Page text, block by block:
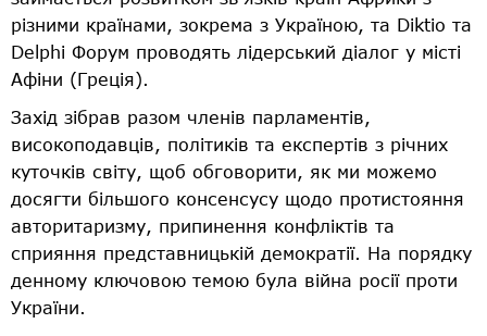
різними країнами, зокрема з Україною, та Diktio та
Delphi Форум проводять лідерський діалог у місті
Афіни (Греція).
Захід зібрав разом членів парламентів,
високоподавців, політиків та експертів з річних
куточків світу, щоб обговорити, як ми можемо
досягти більшого консенсусу щодо протистояння
авторитаризму, припинення конфліктів та
сприяння представницькій демократії. На порядку
денному ключовою темою була війна росії проти
України.